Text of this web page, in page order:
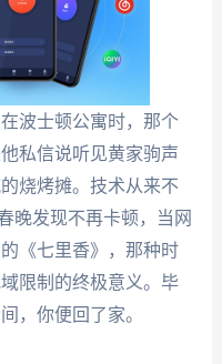
波士顿公寓时，那个
私信说听见黄家驹声
烧烤摊。技术从来不
晚发现不再卡顿，当网
《七里香》，那种时
限制的终极意义。毕
，你便回了家。